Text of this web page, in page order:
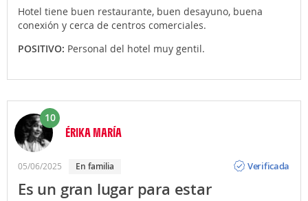
Hotel tiene buen restaurante, buen desayuno, buena
conexión y cerca de centros comerciales.
POSITIVO: Personal del hotel muy gentil.
10
ÉRIKA MARÍA
05/06/2025 En familia
Verificada
Es un gran lugar para estar